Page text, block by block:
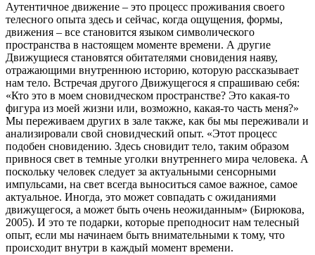
Аутентичное движение – это процесс проживания своего
телесного опыта здесь и сейчас, когда ощущения, формы,
движения – все становится языком символического
пространства в настоящем моменте времени. А другие
Движущиеся становятся обитателями сновидения наяву,
отражающими внутреннюю историю, которую рассказывает
нам тело. Встречая другого Движущегося я спрашиваю себя:
«Кто это в моем сновидческом пространстве? Это какая-то
фигура из моей жизни или, возможно, какая-то часть меня?»
Мы переживаем других в зале также, как бы мы переживали и
анализировали свой сновидческий опыт. «Этот процесс
подобен сновидению. Здесь сновидит тело, таким образом
привнося свет в темные уголки внутреннего мира человека. А
поскольку человек следует за актуальными сенсорными
импульсами, на свет всегда выноситься самое важное, самое
актуальное. Иногда, это может совпадать с ожиданиями
движущегося, а может быть очень неожиданным» (Бирюкова,
2005). И это те подарки, которые преподносит нам телесный
опыт, если мы начинаем быть внимательными к тому, что
происходит внутри в каждый момент времени.